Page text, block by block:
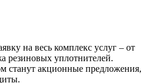
на весь комплекс услуг – от
резиновых уплотнителей.
станут акционные предложения,